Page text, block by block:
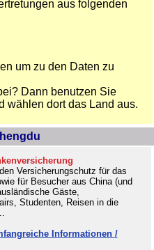
aus folgenden
um zu den Daten zu
Dann benutzen Sie
wählen dort das Land aus.
Versicherungschutz für das
für Besucher aus China (und
Gäste,
Studenten, Reisen in die
Informationen /